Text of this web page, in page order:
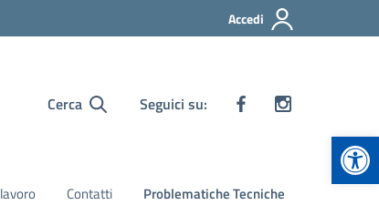
Accedi
Cerca Seguici su:
Contatti Problematiche Tecniche